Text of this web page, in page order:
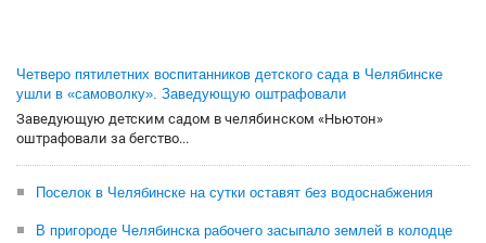
Четверо пятилетних воспитанников детского сада в Челябинске
ушли в «самоволку». Заведующую оштрафовали
Заведующую детским садом в челябинском «Ньютон»
оштрафовали за бегство...
Поселок в Челябинске на сутки оставят без водоснабжения
В пригороде Челябинска рабочего засыпало землей в колодце